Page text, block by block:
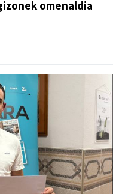
omenaldia